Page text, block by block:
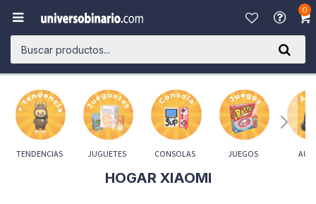
0

TENDENCIAS JUGUETES CONSOLAS JUEGOS
HOGAR XIAOMI